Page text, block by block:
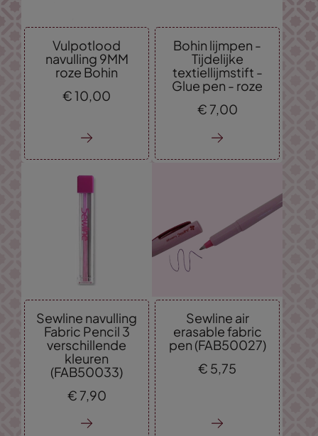
Vulpotlood
navulling 9MM
roze Bohin
€10,00
Bohin lijmpen -
Tijdelijke
textiellijmstift -
Glue pen - roze
€ 7,00
Sewline navulling
Fabric Pencil 3
verschillende
kleuren
(FAB50033)
€ 7, 90
Sewline air
erasable fabric
pen (FAB50027)
€ 5, 75